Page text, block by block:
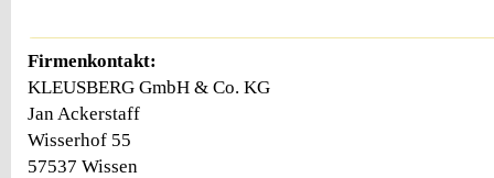
Firmenkontakt:
KLEUSBERG GmbH & Co. KG
Jan Ackerstaff
Wisserhof 55
57537 Wissen